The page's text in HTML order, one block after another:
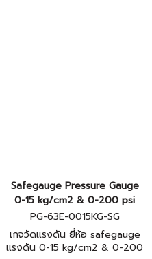
Safegauge Pressure Gauge
0-15 kg/cm2 & 0-200 psi
PG-63E-0015KG-SG
เกจวัดแรงดัน ยี่ห้อ safegauge
แรงดัน 0-15 kg/cm2 & 0-200